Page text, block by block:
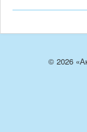
© 2026